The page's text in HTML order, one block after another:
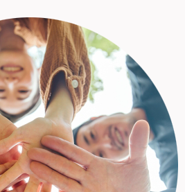
入会案内
お問い合わせ